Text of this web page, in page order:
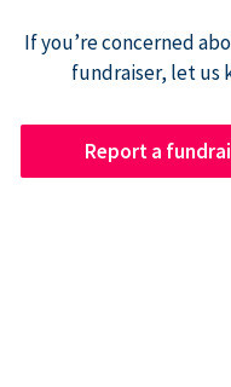
If you’re concerned
fundraiser, let us
Report a